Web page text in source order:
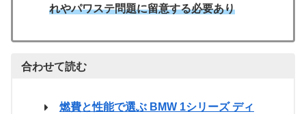
れやパワステ問題に留意する必要あり
合わせて読む
燃費と性能で選ぶ BMW 1シリーズ ディ